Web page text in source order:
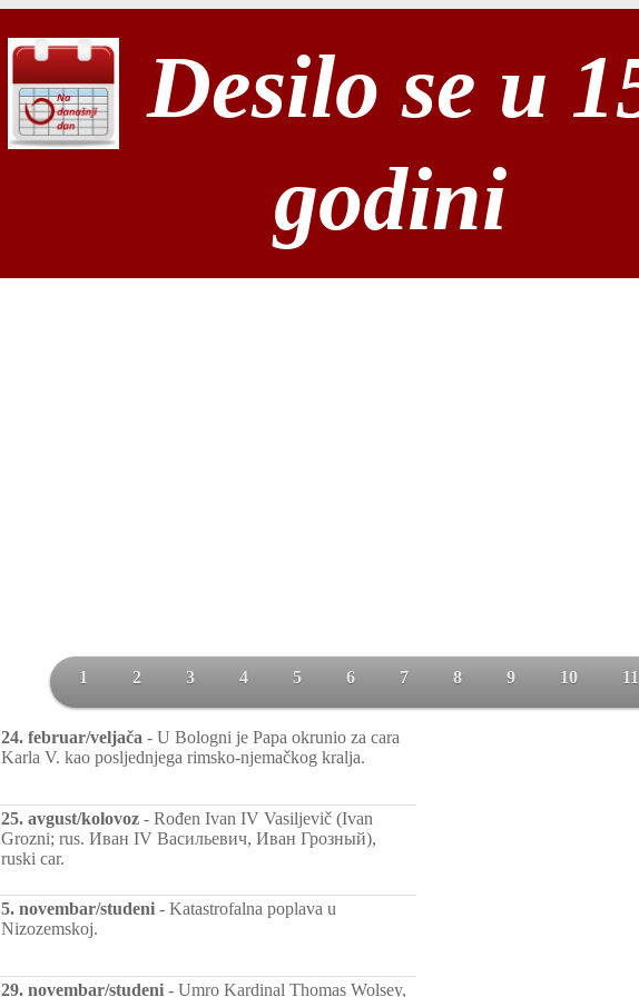
Desilo se u
godini
1 2 3 4 5 6 7 8 9 10 11
24. februar/veljača - U Bologni je Papa okrunio za cara
Karla V. kao posljednjega rimsko-njemačkog kralja.
25. avgust/kolovoz - Rođen Ivan IV Vasiljevič (Ivan
Grozni; rus. Иван IV Васильевич, Иван Грозный),
ruski car.
5. novembar/studeni - Katastrofalna poplava u
Nizozemskoj.
29. novembar/studeni - Umro Kardinal Thomas Wolsey,